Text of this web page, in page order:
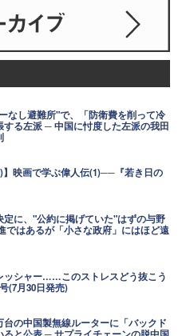
なし避難所"で、「防衛費を削って冷
する左派 ─ 中国に忖度した左派の我田
】映画で学ぶ偉人伝(1)──『若き日の
定に、"公約に掲げていた"はずの与野
ではあるが「小さな政府」にはほど遠
ッシャー……このストレスどう抜こう
(7月30日発売)
台の中国製無線ルーターに「バックド